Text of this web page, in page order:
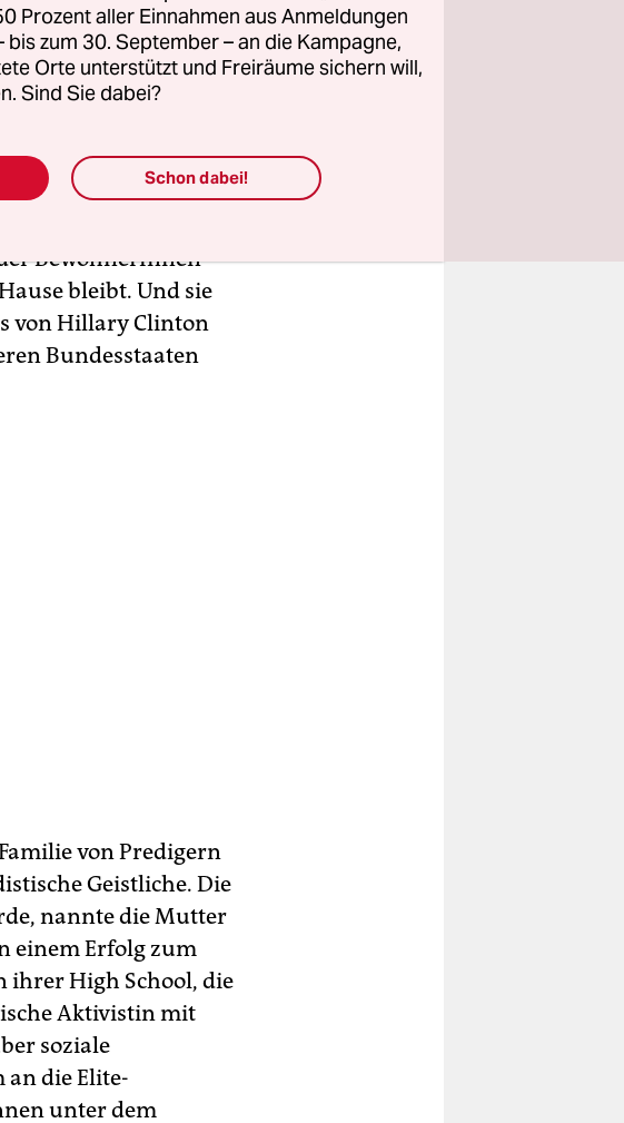
neuen
gebracht. Sie
von Feministinnen
Regierung und
auf Abtreibung und
BewohnerInnen
bleibt. Und sie
von Hillary Clinton
Bundesstaaten
von Predigern
Geistliche. Die
nannte die Mutter
einem Erfolg zum
ihrer High School, die
Aktivistin mit
soziale
an die Elite-
unter dem
Prozent aller Einnahmen aus Anmeldungen
bis zum 30. September – an die Kampagne,
Orte unterstützt und Freiräume sichern will,
Sind Sie dabei?
Schon dabei!